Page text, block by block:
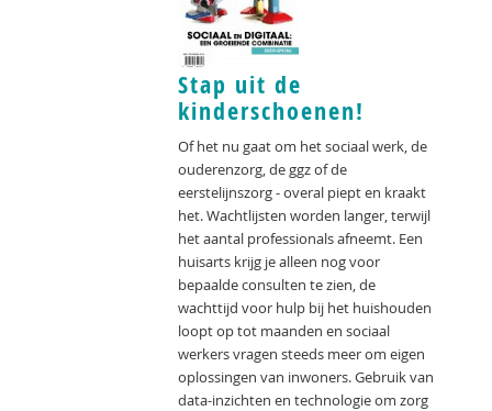
Stap uit de
kinderschoenen!
Of het nu gaat om het sociaal werk, de
ouderenzorg, de ggz of de
eerstelijnszorg - overal piept en kraakt
het. Wachtlijsten worden langer, terwijl
het aantal professionals afneemt. Een
huisarts krijg je alleen nog voor
bepaalde consulten te zien, de
wachttijd voor hulp bij het huishouden
loopt op tot maanden en sociaal
werkers vragen steeds meer om eigen
oplossingen van inwoners. Gebruik van
data-inzichten en technologie om zorg